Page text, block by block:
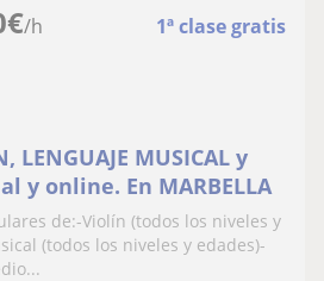
€/h 1ª clase gratis
LENGUAJE MUSICAL y
y online. En MARBELLA
de:-Violín (todos los niveles y
(todos los niveles y edades)-